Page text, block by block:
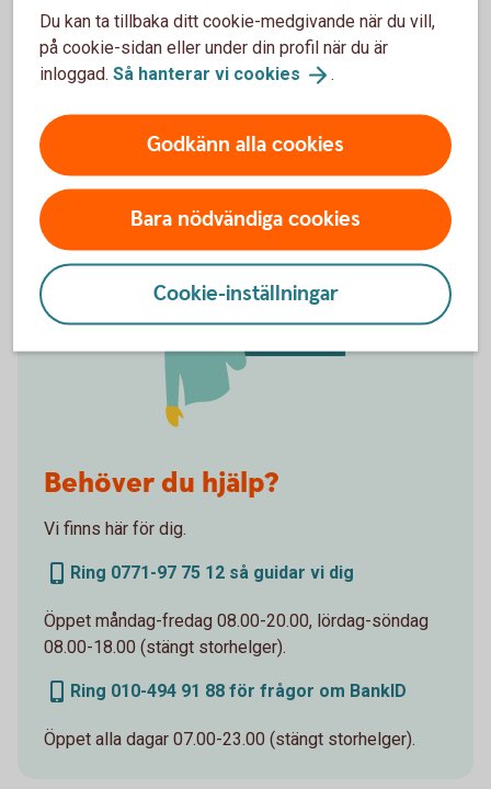
Det smidigaste sättet att logga in är med ett BankID
i din telefon. För dig under 18 finns det två olika
varianter, Mobilt SäkerhetsID eller Mobilt BankID.
BankID för barn ochunga
Behöver du hjälp?
Vi finns här för dig.
Ring 0771-97 75 12 så guidar vi dig
Öppet måndag-fredag 08.00-20.00, lördag-söndag
08.00-18.00 (stängt storhelger).
Ring 010-494 91 88 för frågor om BankID
Öppet alla dagar 07.00-23.00 (stängt storhelger).
Du kan ta tillbaka ditt cookie-medgivande när du vill,
på cookie-sidan eller under din profil när du är
inloggad. Så hanterar vi cookies .
Godkänn alla cookies
Bara nödvändiga cookies
Cookie-inställningar